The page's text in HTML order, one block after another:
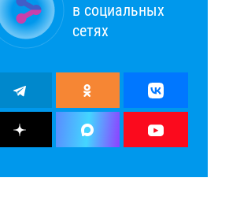
в социальных
сетях